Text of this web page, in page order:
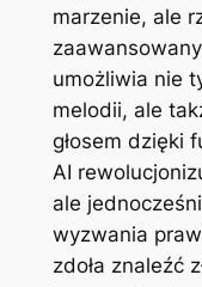
marzenie, ale
umożliwia nie
melodii, ale
głosem dzięki
AI
ale
wyzwania
zdoła znaleźć